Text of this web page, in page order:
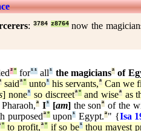
: 3784 z8764now the
²°for¹¹ all¹ the magiciansª of
saidª°unto¹his servants,ª Can we
] none¹ so discreetª°and wiseª as
Pharaoh,ª I¹[am]the sonª of the
purposedª°upon¹ Egypt.ª" {Isa
°to profit,ª°if so be¹thou mayest